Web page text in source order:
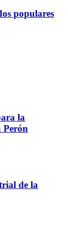
populares
la
Perón
de la